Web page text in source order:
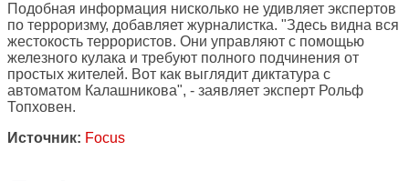
Подобная информация нисколько не удивляет экспертов
по терроризму, добавляет журналистка. "Здесь видна вся
жестокость террористов. Они управляют с помощью
железного кулака и требуют полного подчинения от
простых жителей. Вот как выглядит диктатура с
автоматом Калашникова", - заявляет эксперт Рольф
Топховен.
Источник: Focus